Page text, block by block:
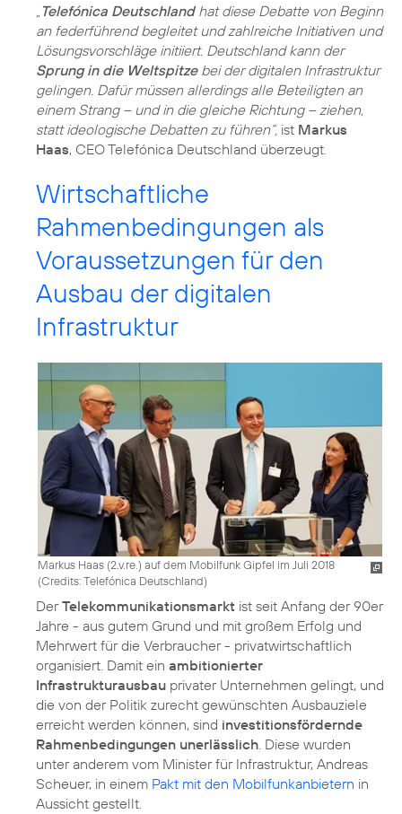
Telefónica Deutschlandhat diese Debatte von Beginn
an federführend begleitet und zahlreiche Initiativen und
Lösungsvorschläge initiiert. Deutschland kann der
Sprung in die Weltspitzebei der digitalen Infrastruktur
gelingen. Dafür müssen allerdings alle Beteiligten an
einem Strang – und in die gleiche Richtung – ziehen,
statt ideologische Debatten zu führen“, ist Markus
Haas, CEO Telefónica Deutschland überzeugt.
Wirtschaftliche
Rahmenbedingungen als
Voraussetzungen für den
Ausbau der digitalen
Infrastruktur
Markus Haas (2.v.re.) auf dem Mobilfunk Gipfel im Juli 2018
(Credits: Telefónica Deutschland)
DerTelekommunikationsmarkt ist seit Anfang der 90er
Jahre - aus gutem Grund und mit großem Erfolg und
Mehrwert für die Verbraucher - privatwirtschaftlich
organisiert. Damit ein ambitionierter
Infrastrukturausbau privater Unternehmen gelingt, und
die von der Politik zurecht gewünschten Ausbauziele
erreicht werden können, sind investitionsfördernde
Rahmenbedingungen unerlässlich. Diese wurden
unter anderem vom Minister für Infrastruktur, Andreas
Scheuer, in einem Pakt mit den Mobilfunkanbietern in
Aussicht gestellt.